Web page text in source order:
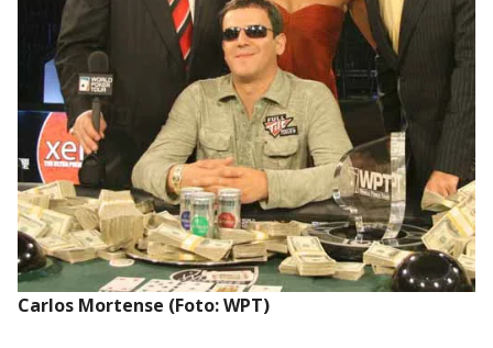
Carlos Mortense (Foto: WPT)